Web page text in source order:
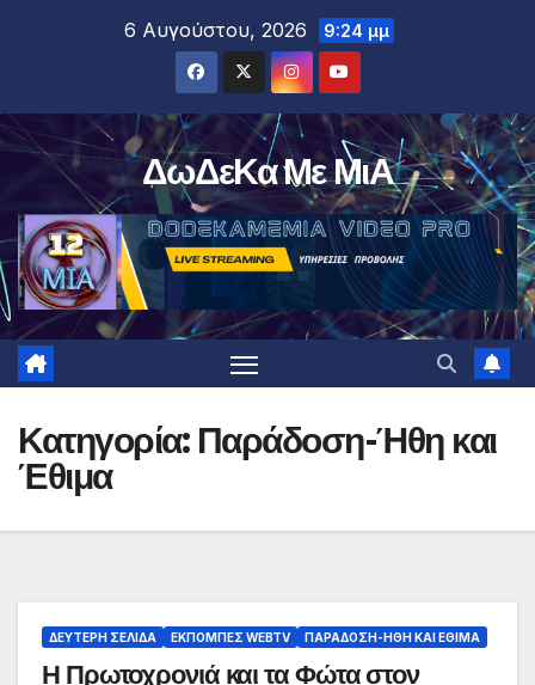
6 Αυγούστου, 2026 9:24 μμ
ΔωΔεΚα Με ΜιΑ
Κατηγορία: Παράδοση-Ήθη και
Έθιμα
ΔΕΎΤΕΡΗ ΣΕΛΊΔΑ ΕΚΠΟΜΠΈΣ WEBTV ΠΑΡΆΔΟΣΗ-ΉΘΗ ΚΑΙ ΈΘΙΜΑ
Η Πρωτοχρονιά και τα Φώτα στον